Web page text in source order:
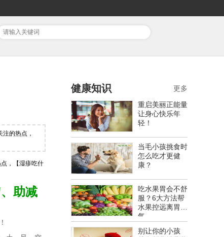
的热点，
，【湿疹吃什
助减
健康知识
重启美丽正能量
让身心快乐年
轻！
当毛小孩挑食时
怎么吃才更健
康？
吃水果胃会不舒
服？6大方法帮
水果控远离胃胀
气
别让你的小孩
更多